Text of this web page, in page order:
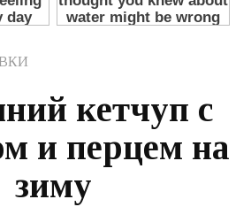
кетчуп с
и перцем на
зиму